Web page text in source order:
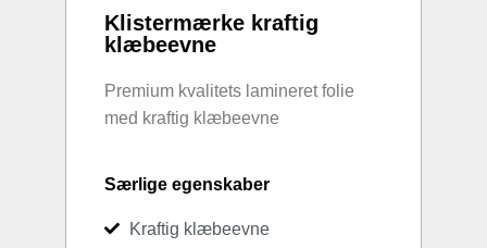
Klistermærke kraftig
klæbeevne
Premium kvalitets lamineret folie
med kraftig klæbeevne
Særlige egenskaber
Kraftig klæbeevne